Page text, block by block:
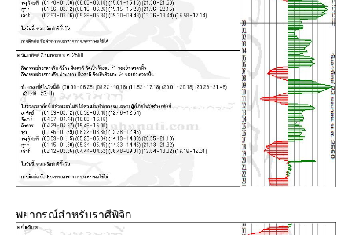
พยากรณ์สำหรับราศีพิจิก